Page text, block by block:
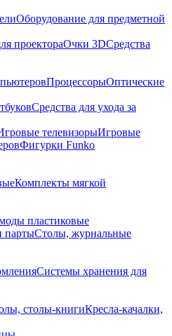
Оборудование для предметной
проектораОчки 3DСредства
ПроцессорыОптические
Средства для ухода за
телевизорыИгровые
Фигурки Funko
Комплекты мягкой
пластиковые
партыСтолы, журнальные
Системы хранения для
столы-книгиКресла-качалки,